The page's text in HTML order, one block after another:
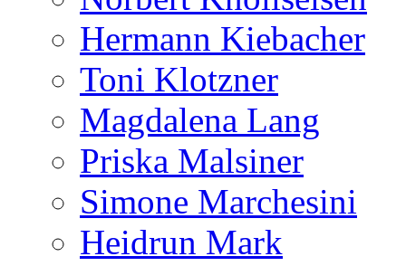
Hermann Kiebacher
Toni Klotzner
Magdalena Lang
Priska Malsiner
Simone Marchesini
Heidrun Mark